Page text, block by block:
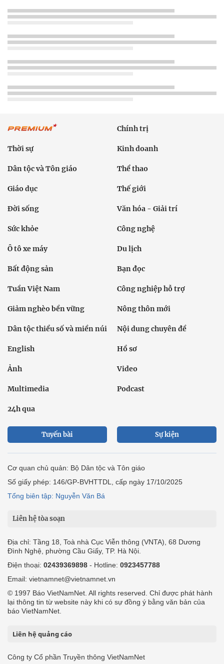
Chính trị
Thời sự Kinh doanh
Dân tộc và Tôn giáo Thể thao
Giáo dục Thế giới
Đời sống Văn hóa - Giải trí
Sức khỏe Công nghệ
Ô tô xe máy Du lịch
Bất động sản Bạn đọc
Tuần Việt Nam Công nghiệp hỗ trợ
Giảm nghèo bền vững Nông thôn mới
Dân tộc thiểu số và miền núi Nội dung chuyên đề
English Hồ sơ
Ảnh Video
Multimedia Podcast
24h qua
Tuyến bài Sự kiện
Cơ quan chủ quản: Bộ Dân tộc và Tôn giáo
Số giấy phép: 146/GP-BVHTTDL, cấp ngày 17/10/2025
Tổng biên tập: Nguyễn Văn Bá
Liên hệ tòa soạn
Địa chỉ: Tầng 18, Toà nhà Cục Viễn thông (VNTA), 68 Dương
Đình Nghệ, phường Cầu Giấy, TP. Hà Nội.
Điện thoại: 02439369898 - Hotline: 0923457788
Email: vietnamnet@vietnamnet.vn
© 1997 Báo VietNamNet. All rights reserved. Chỉ được phát hành
lại thông tin từ website này khi có sự đồng ý bằng văn bản của
báo VietNamNet.
Liên hệ quảng cáo
Công ty Cổ phần Truyền thông VietNamNet